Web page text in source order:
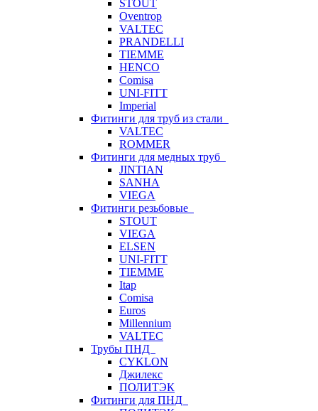
STOUT
Oventrop
VALTEC
PRANDELLI
TIEMME
HENCO
Comisa
UNI-FITT
Imperial
Фитинги для труб из стали
VALTEC
ROMMER
Фитинги для медных труб
JINTIAN
SANHA
VIEGA
Фитинги резьбовые
STOUT
VIEGA
ELSEN
UNI-FITT
TIEMME
Itap
Comisa
Euros
Millennium
VALTEC
Трубы ПНД
CYKLON
Джилекс
ПОЛИТЭК
Фитинги для ПНД